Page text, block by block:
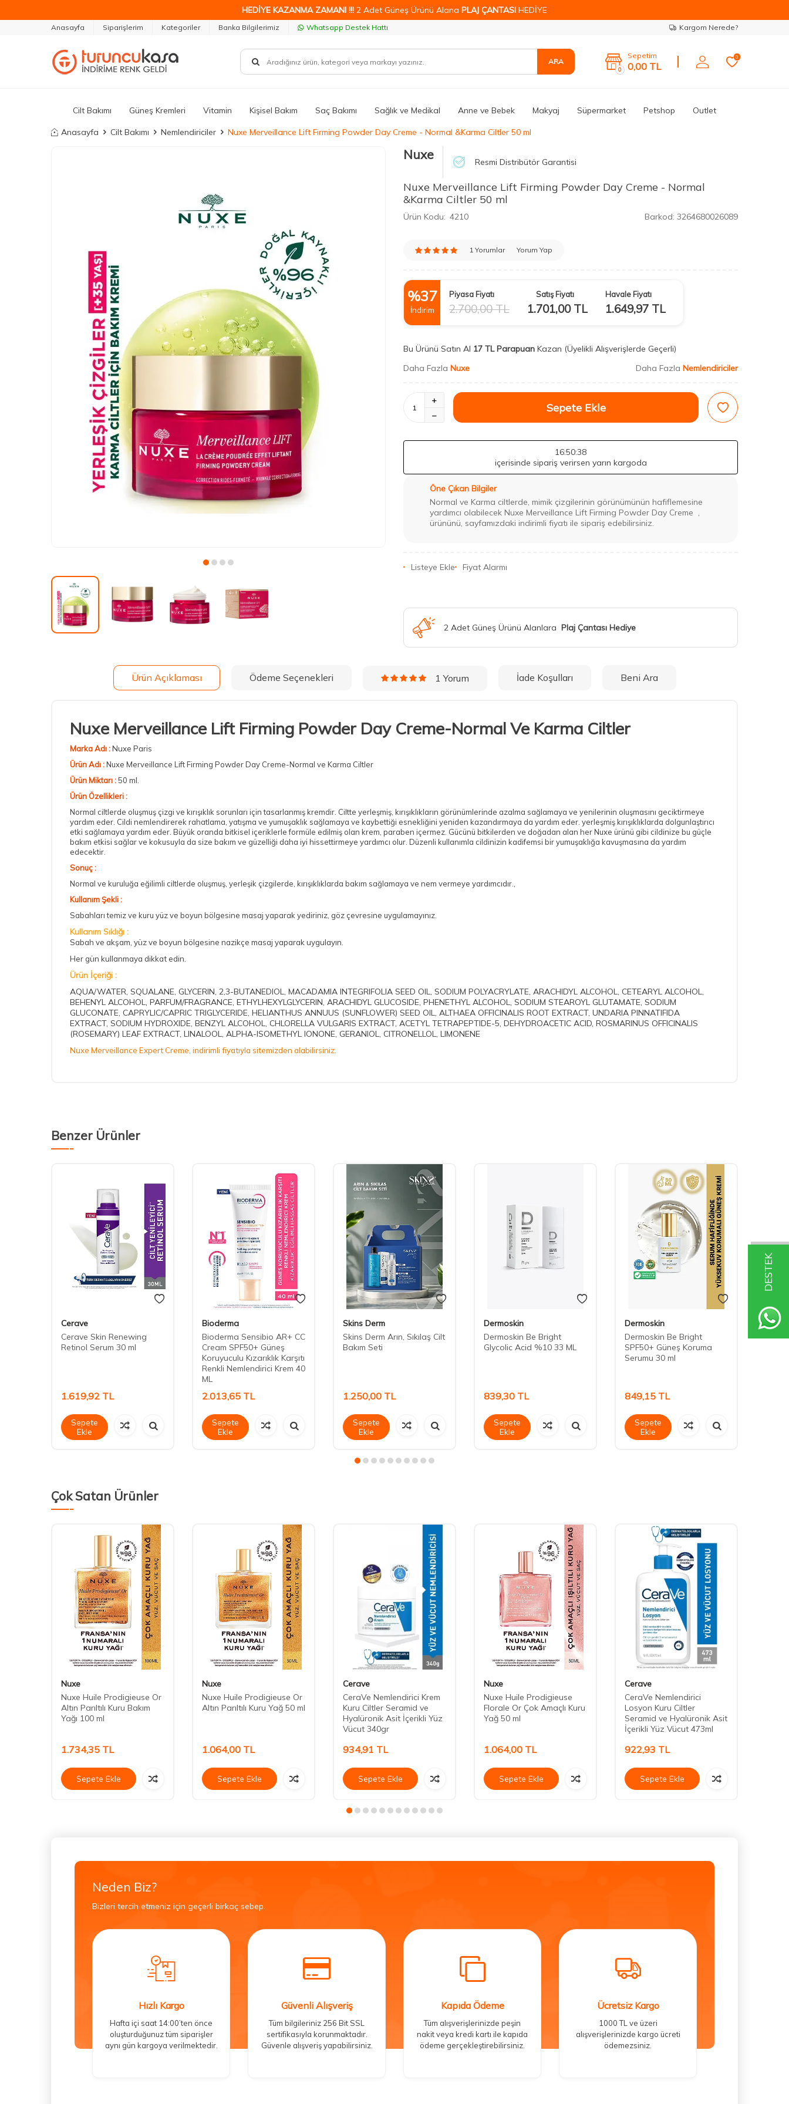
DESTEK
HEDİYE KAZANMA ZAMANI !!! 2 Adet Güneş Ürünü Alana PLAJ ÇANTASI HEDİYE
Anasayfa Siparişlerim Kategoriler Banka Bilgilerimiz Whatsapp Destek Hattı Kargom Nerede?
ARA
0
Sepetim
0,00 TL
0
Cilt Bakımı Güneş Kremleri Vitamin Kişisel Bakım Saç Bakımı Sağlık ve Medikal Anne ve Bebek Makyaj Süpermarket Petshop Outlet
Anasayfa Cilt Bakımı Nemlendiriciler Nuxe Merveillance Lift Firming Powder Day Creme - Normal &Karma Ciltler 50 ml
Nuxe Resmi Distribütör Garantisi
Nuxe Merveillance Lift Firming Powder Day Creme - Normal
&Karma Ciltler 50 ml
Ürün Kodu: 4210 Barkod: 3264680026089
1 Yorumlar Yorum Yap
%37
İndirim
Piyasa Fiyatı
2.700,00TL
Satış Fiyatı
1.701,00TL
Havale Fiyatı
1.649,97 TL
Bu Ürünü Satın Al 17 TL Parapuan Kazan (Üyelikli Alışverişlerde Geçerli)
Daha Fazla Nuxe Daha Fazla Nemlendiriciler
Sepete Ekle
16:50:37
içerisinde sipariş verirsen yarın kargoda
Öne Çıkan Bilgiler
Normal ve Karma ciltlerde, mimik çizgilerinin görünümünün hafiflemesine
yardımcı olabilecek Nuxe Merveillance Lift Firming Powder Day Creme ,
ürününü, sayfamızdaki indirimli fiyatı ile sipariş edebilirsiniz.
Listeye Ekle Fiyat Alarmı
2 Adet Güneş Ürünü Alanlara Plaj Çantası Hediye
Ürün Açıklaması Ödeme Seçenekleri 1 Yorum İade Koşulları Beni Ara
Nuxe Merveillance Lift Firming Powder Day Creme-Normal Ve Karma Ciltler
Marka Adı :Nuxe Paris
Ürün Adı :Nuxe Merveillance Lift Firming Powder Day Creme-Normal ve Karma Ciltler
Ürün Miktarı :50 ml.
Ürün Özellikleri :
Normal ciltlerde oluşmuş çizgi ve kırışıklık sorunları için tasarlanmış kremdir. Ciltte yerleşmiş, kırışıklıkların görünümlerinde azalma sağlamaya ve yenilerinin oluşmasını geciktirmeye
yardım eder. Cildi nemlendirerek rahatlama, yatışma ve yumuşaklık sağlamaya ve kaybettiği esnekliğini yeniden kazandırmaya da yardım eder. yerleşmiş kırışıklıklarda dolgunlaştırıcı
etki sağlamaya yardım eder. Büyük oranda bitkisel içeriklerle formüle edilmiş olan krem, paraben içermez. Gücünü bitkilerden ve doğadan alan her Nuxe ürünü gibi cildinize bu güçle
bakım etkisi sağlar ve kokusuyla da size bakım ve güzelliği daha iyi hissettirmeye yardımcı olur. Düzenli kullanımla cildinizin kadifemsi bir yumuşaklığa kavuşmasına da yardım
edecektir.
Sonuç :
Normal ve kuruluğa eğilimli ciltlerde oluşmuş, yerleşik çizgilerde, kırışıklıklarda bakım sağlamaya ve nem vermeye yardımcıdır.,
Kullanım Şekli :
Sabahları temiz ve kuru yüz ve boyun bölgesine masaj yaparak yediriniz, göz çevresine uygulamayınız.
Kullanım Sıklığı :
Sabah ve akşam, yüz ve boyun bölgesine nazikçe masaj yaparak uygulayın.
Her gün kullanmaya dikkat edin.
Ürün İçeriği :
AQUA/WATER, SQUALANE, GLYCERIN, 2,3-BUTANEDIOL, MACADAMIA INTEGRIFOLIA SEED OIL, SODIUM POLYACRYLATE, ARACHIDYL ALCOHOL, CETEARYL ALCOHOL,
BEHENYL ALCOHOL, PARFUM/FRAGRANCE, ETHYLHEXYLGLYCERIN, ARACHIDYL GLUCOSIDE, PHENETHYL ALCOHOL, SODIUM STEAROYL GLUTAMATE, SODIUM
GLUCONATE, CAPRYLIC/CAPRIC TRIGLYCERIDE, HELIANTHUS ANNUUS (SUNFLOWER) SEED OIL, ALTHAEA OFFICINALIS ROOT EXTRACT, UNDARIA PINNATIFIDA
EXTRACT, SODIUM HYDROXIDE, BENZYL ALCOHOL, CHLORELLA VULGARIS EXTRACT, ACETYL TETRAPEPTIDE-5, DEHYDROACETIC ACID, ROSMARINUS OFFICINALIS
(ROSEMARY) LEAF EXTRACT, LINALOOL, ALPHA-ISOMETHYL IONONE, GERANIOL, CITRONELLOL, LIMONENE
Nuxe Merveillance Expert Creme, indirimli fiyatıyla sitemizden alabilirsiniz.
Benzer Ürünler
Cerave
Cerave Skin Renewing
Retinol Serum 30 ml
1.619,92 TL
Sepete
Ekle
Bioderma
Bioderma Sensibio AR+ CC
Cream SPF50+ Güneş
Koruyuculu Kızarıklık Karşıtı
Renkli Nemlendirici Krem 40
ML
2.013,65 TL
Sepete
Ekle
Skins Derm
Skins Derm Arın, Sıkılaş Cilt
Bakım Seti
1.250,00 TL
Sepete
Ekle
Dermoskin
Dermoskin Be Bright
Glycolic Acid %10 33 ML
839,30 TL
Sepete
Ekle
Dermoskin
Dermoskin Be Bright
SPF50+ Güneş Koruma
Serumu 30 ml
849,15 TL
Sepete
Ekle
Çok Satan Ürünler
Nuxe
Nuxe Huile Prodigieuse Or
Altın Parıltılı Kuru Bakım
Yağı 100 ml
1.734,35 TL
Sepete Ekle
Nuxe
Nuxe Huile Prodigieuse Or
Altın Parıltılı Kuru Yağ 50 ml
1.064,00 TL
Sepete Ekle
Cerave
CeraVe Nemlendirici Krem
Kuru Ciltler Seramid ve
Hyalüronik Asit İçerikli Yüz
Vücut 340gr
934,91 TL
Sepete Ekle
Nuxe
Nuxe Huile Prodigieuse
Florale Or Çok Amaçlı Kuru
Yağ 50 ml
1.064,00 TL
Sepete Ekle
Cerave
CeraVe Nemlendirici
Losyon Kuru Ciltler
Seramid ve Hyalüronik Asit
İçerikli Yüz Vücut 473ml
922,93 TL
Sepete Ekle
Neden Biz?
Bizleri tercih etmeniz için geçerli birkaç sebep.
Hızlı Kargo
Hafta içi saat 14:00’ten önce
oluşturduğunuz tüm siparişler
aynı gün kargoya verilmektedir.
Güvenli Alışveriş
Tüm bilgileriniz 256 Bit SSL
sertifikasıyla korunmaktadır.
Güvenle alışveriş yapabilirsiniz.
Kapıda Ödeme
Tüm alışverişlerinizde peşin
nakit veya kredi kartı ile kapıda
ödeme gerçekleştirebilirsiniz.
Ücretsiz Kargo
1000 TL ve üzeri
alışverişlerinizde kargo ücreti
ödemezsiniz.